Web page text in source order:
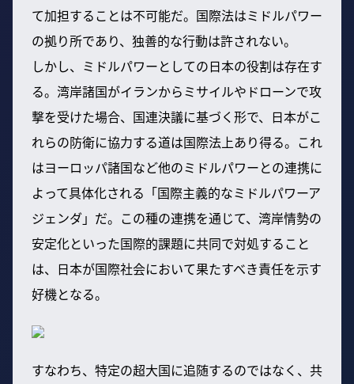
て加担することは不可能だ。国際法はミドルパワー
の拠り所であり、独善的な行動は許されない。
しかし、ミドルパワーとしての日本の役割は存在す
る。湾岸諸国がイランからミサイルやドローンで攻
撃を受けた場合、国連決議に基づく形で、日本がこ
れらの防衛に協力する道は国際法上あり得る。これ
はヨーロッパ諸国など他のミドルパワーとの連携に
よって具体化される「国際主義的なミドルパワーア
ジェンダ」だ。この種の連携を通じて、湾岸情勢の
安定化といった国際的課題に共同で対処すること
は、日本が国際社会において果たすべき責任を示す
好機となる。
すなわち、特定の超大国に追随するのではなく、共